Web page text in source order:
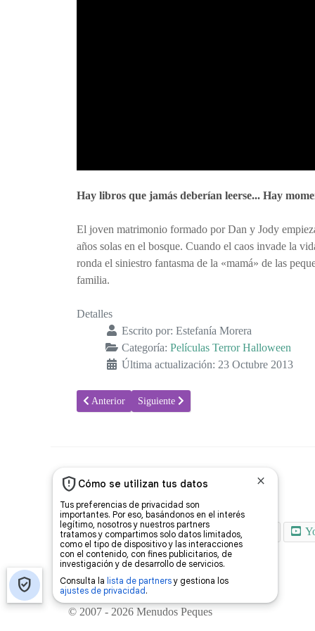
Hay libros que jamás deberían leerse... Hay
El joven matrimonio formado por Dan y Jody
años solas en el bosque. Cuando el caos invade la
ronda el siniestro fantasma de la «mamá» de las
familia.
Detalles
Escrito por: Estefanía Morera
Categoría: Películas Terror Halloween
Última actualización: 23 Octubre 2013
Artículo anterior: The Purge. La noche de las bestias
Anterior Artículo siguiente: Memorias de un zombie
Siguiente
Síguenos en
Facebook Instagram Pinterest
© 2007 - 2026 Menudos Peques